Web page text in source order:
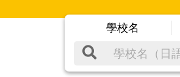
學校名